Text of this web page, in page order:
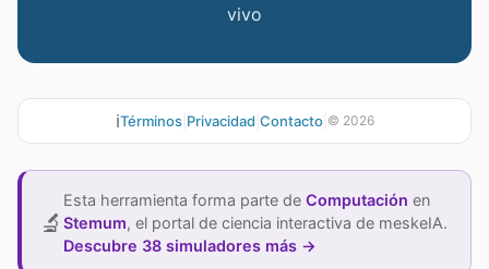
vivo
ℹ️Términos| Privacidad Contacto| © 2026
🔬
Esta herramienta forma parte de Computación en
Stemum, el portal de ciencia interactiva de meskeIA.
Descubre 38 simuladores más →